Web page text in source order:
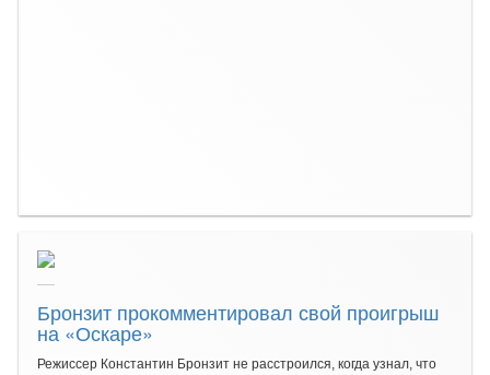
Бронзит прокомментировал свой проигрыш
на «Оскаре»
Режиссер Константин Бронзит не расстроился, когда узнал, что